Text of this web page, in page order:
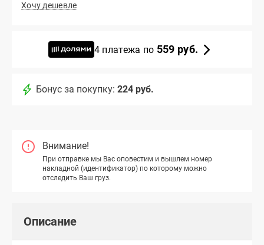
Хочу дешевле
4 платежа по 559 руб.
Бонус за покупку: 224 руб.
Внимание!
При отправке мы Вас оповестим и вышлем номер
накладной (идентификатор) по которому можно
отследить Ваш груз.
Описание